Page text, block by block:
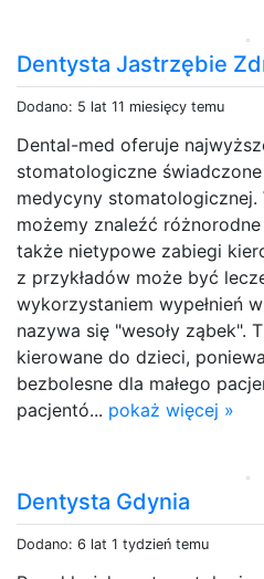
Dentysta Jastrzębie
Dodano: 5 lat 11 miesięcy temu
Dental-med oferuje
stomatologiczne
medycyny stomatologicznej.
możemy znaleźć
także nietypowe zabiegi
z przykładów może być
wykorzystaniem wypełnień
nazywa się "wesoły ząbek".
kierowane do dzieci,
bezbolesne dla małego
pacjentó... pokaż więcej »
Dentysta Gdynia
Dodano: 6 lat 1 tydzień temu